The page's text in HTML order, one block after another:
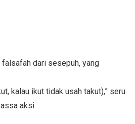
dari sesepuh, yang
kalau ikut tidak usah takut),” seru
aksi.